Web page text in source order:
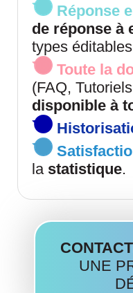
Réponse
de réponse à
types
Toute la
(FAQ,
disponible à
la statistique.
UNE